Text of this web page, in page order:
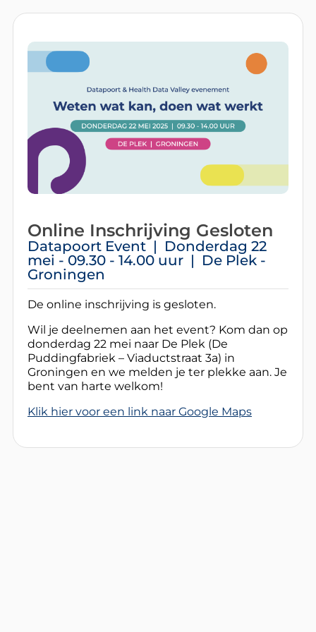
Online Inschrijving Gesloten
Datapoort Event | Donderdag 22
mei - 09.30 - 14.00 uur | De Plek -
Groningen
De online inschrijving is gesloten.
Wil je deelnemen aan het event? Kom dan op
donderdag 22 mei naar De Plek (De
Puddingfabriek – Viaductstraat 3a) in
Groningen en we melden je ter plekke aan. Je
bent van harte welkom!
Klik hier voor een link naar Google Maps